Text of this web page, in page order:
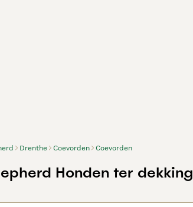
Drenthe Coevorden Coevorden
Honden ter dekking